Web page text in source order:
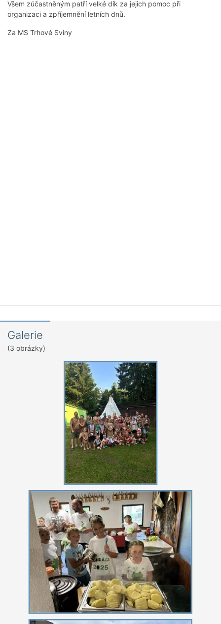
Všem zúčastněným patří velké dík za jejich pomoc při
organizaci a zpříjemnění letních dnů.
Za MS Trhové Sviny
Galerie
(3 obrázky)